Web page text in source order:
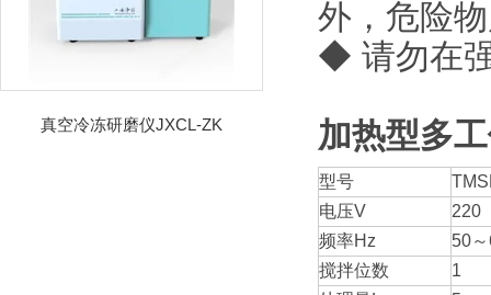
真空冷冻研磨仪JXCL-ZK
外，危险
◆ 请勿在
加热型多
型号
电压V
220
频率Hz
50
搅拌位数
1